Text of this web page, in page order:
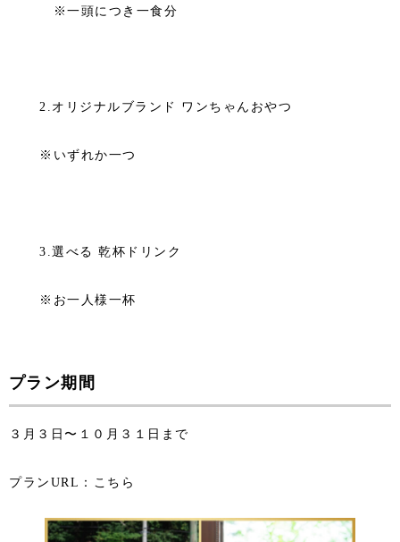
※一頭につき一食分
2.オリジナルブランド ワンちゃんおやつ
※いずれか一つ
3.選べる 乾杯ドリンク
※お一人様一杯
プラン期間
３月３日〜１０月３１日まで
プランURL： こちら